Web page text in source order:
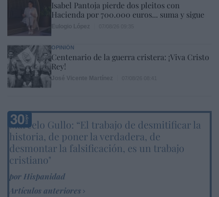
Isabel Pantoja pierde dos pleitos con
Hacienda por 700.000 euros... suma y sigue
OPINIÓN
Centenario de la guerra cristera: ¡Viva Cristo
Rey!
Marcelo Gullo: “El trabajo de desmitificar la
historia, de poner la verdadera, de
desmontar la falsificación, es un trabajo
cristiano"
por Hispanidad
Artículos anteriores